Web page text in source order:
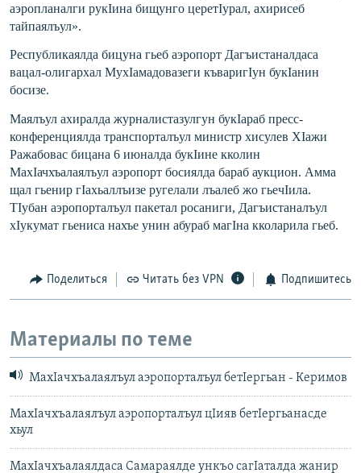
аэропланалги рукIина бищунго церетIурал, ахирисеб
тайпаялъул».
Республикаялда бицуна гьеб аэропорт Дагъистаналдаса
вацал-олигархал МухIамадовазеги къваригIун букIанин
босизе.
Маялъул ахиралда журналистазулгун букIараб пресс-
конференциялда транспорталъул министр хисулев ХIажи
Ражабовас бицана 6 июналда букIине кколин
МахIачхъалаялъул аэропорт босиялда бараб аукцион. Амма
щал гьенир гIахьаллъизе ругелали лъалеб жо гьечIила.
ТIубан аэропорталъул пакетал росаниги, Дагъистаналъул
хIукумат гьениса нахъе унин абураб магIна кколарила гьеб.
Поделиться Читать без VPN Подпишитесь
Материалы по теме
МахIачхъалаялъул аэропорталъул бетIергьан - Керимов
МахIачхъалаялъул аэропорталъул цIияв бетIергьанасде
хьул
МахIачхъалаялдаса Самараялде ункъо сагIаталда жанир